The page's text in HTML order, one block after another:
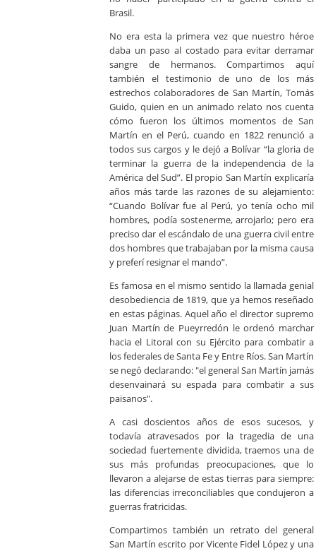
Brasil.
No era esta la primera vez que nuestro héroe
daba un paso al costado para evitar derramar
sangre de hermanos. Compartimos aquí
también el testimonio de uno de los más
estrechos colaboradores de San Martín, Tomás
Guido, quien en un animado relato nos cuenta
cómo fueron los últimos momentos de San
Martín en el Perú, cuando en 1822 renunció a
todos sus cargos y le dejó a Bolívar “la gloria de
terminar la guerra de la independencia de la
América del Sud”. El propio San Martín explicaría
años más tarde las razones de su alejamiento:
“Cuando Bolívar fue al Perú, yo tenía ocho mil
hombres, podía sostenerme, arrojarlo; pero era
preciso dar el escándalo de una guerra civil entre
dos hombres que trabajaban por la misma causa
y preferí resignar el mando”.
Es famosa en el mismo sentido la llamada genial
desobediencia de 1819, que ya hemos reseñado
en estas páginas. Aquel año el director supremo
Juan Martín de Pueyrredón le ordenó marchar
hacia el Litoral con su Ejército para combatir a
los federales de Santa Fe y Entre Ríos. San Martín
se negó declarando: "el general San Martín jamás
desenvainará su espada para combatir a sus
paisanos".
A casi doscientos años de esos sucesos, y
todavía atravesados por la tragedia de una
sociedad fuertemente dividida, traemos una de
sus más profundas preocupaciones, que lo
llevaron a alejarse de estas tierras para siempre:
las diferencias irreconciliables que condujeron a
guerras fratricidas.
Compartimos también un retrato del general
San Martín escrito por Vicente Fidel López y una